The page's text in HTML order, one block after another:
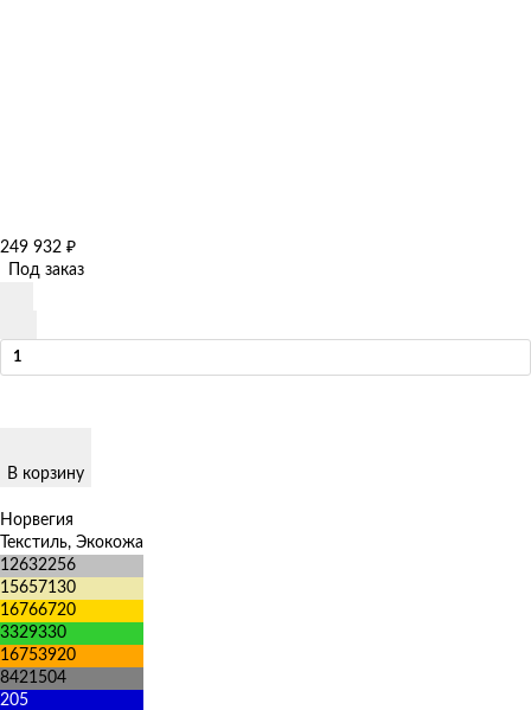
249 932 ₽
Под заказ
В корзину
Норвегия
Текстиль, Экокожа
12632256
15657130
16766720
3329330
16753920
8421504
205